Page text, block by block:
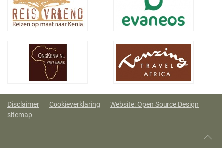
Disclaimer Cookieverklaring
Website: Open Source Design
sitemap